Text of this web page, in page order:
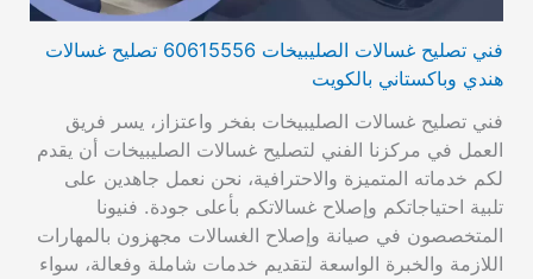
فني تصليح غسالات الصليبيخات 60615556 تصليح غسالات
هندي وباكستاني بالكويت
فني تصليح غسالات الصليبيخات بفخر واعتزاز، يسر فريق
العمل في مركزنا الفني لتصليح غسالات الصليبيخات أن يقدم
لكم خدماته المتميزة والاحترافية، نحن نعمل جاهدين على
تلبية احتياجاتكم وإصلاح غسالاتكم بأعلى جودة. فنيونا
المتخصصون في صيانة وإصلاح الغسالات مجهزون بالمهارات
اللازمة والخبرة الواسعة لتقديم خدمات شاملة وفعالة، سواء